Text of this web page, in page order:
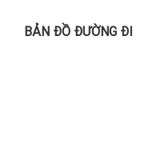
BẢN ĐỒ ĐƯỜNG ĐI